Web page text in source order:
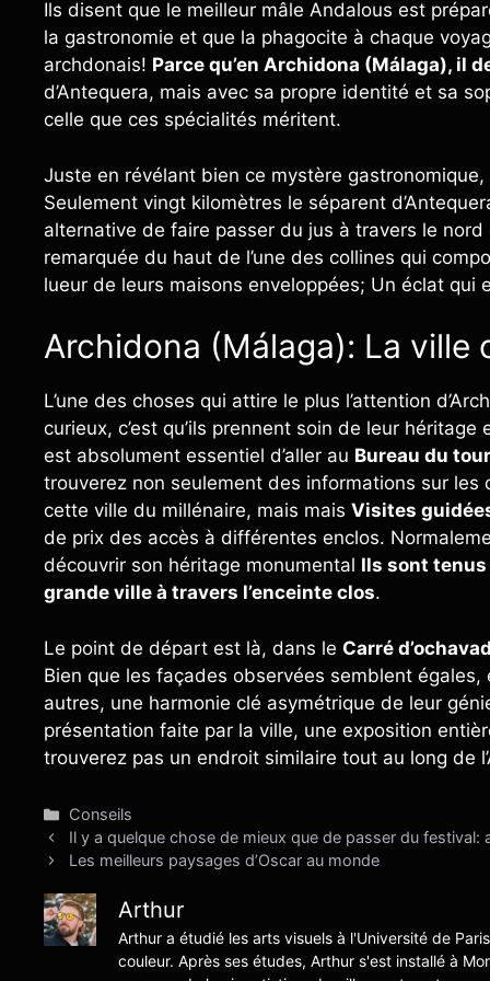
Ils disent que le meilleur mâle Andalous est
la gastronomie et que la phagocite à chaque
archdonais! Parce qu’en Archidona (Málaga), il
d’Antequera, mais avec sa propre identité et sa
celle que ces spécialités méritent.
Juste en révélant bien ce mystère
Seulement vingt kilomètres le séparent
alternative de faire passer du jus à travers le
remarquée du haut de l’une des collines qui
lueur de leurs maisons enveloppées; Un éclat qui
Archidona (Málaga): La ville
L’une des choses qui attire le plus l’attention
curieux, c’est qu’ils prennent soin de leur
est absolument essentiel d’aller au Bureau du
trouverez non seulement des informations sur
cette ville du millénaire, mais mais Visites
de prix des accès à différentes enclos.
découvrir son héritage monumental Ils sont
grande ville à travers l’enceinte clos.
Le point de départ est là, dans le Carré
Bien que les façades observées semblent
autres, une harmonie clé asymétrique de leur
présentation faite par la ville, une exposition
trouverez pas un endroit similaire tout au long de
Catégories
Conseils
Il y a quelque chose de mieux que de passer du festival:
Les meilleurs paysages d’Oscar au monde
Arthur
Arthur a étudié les arts visuels à l'Université de
couleur. Après ses études, Arthur s'est installé à